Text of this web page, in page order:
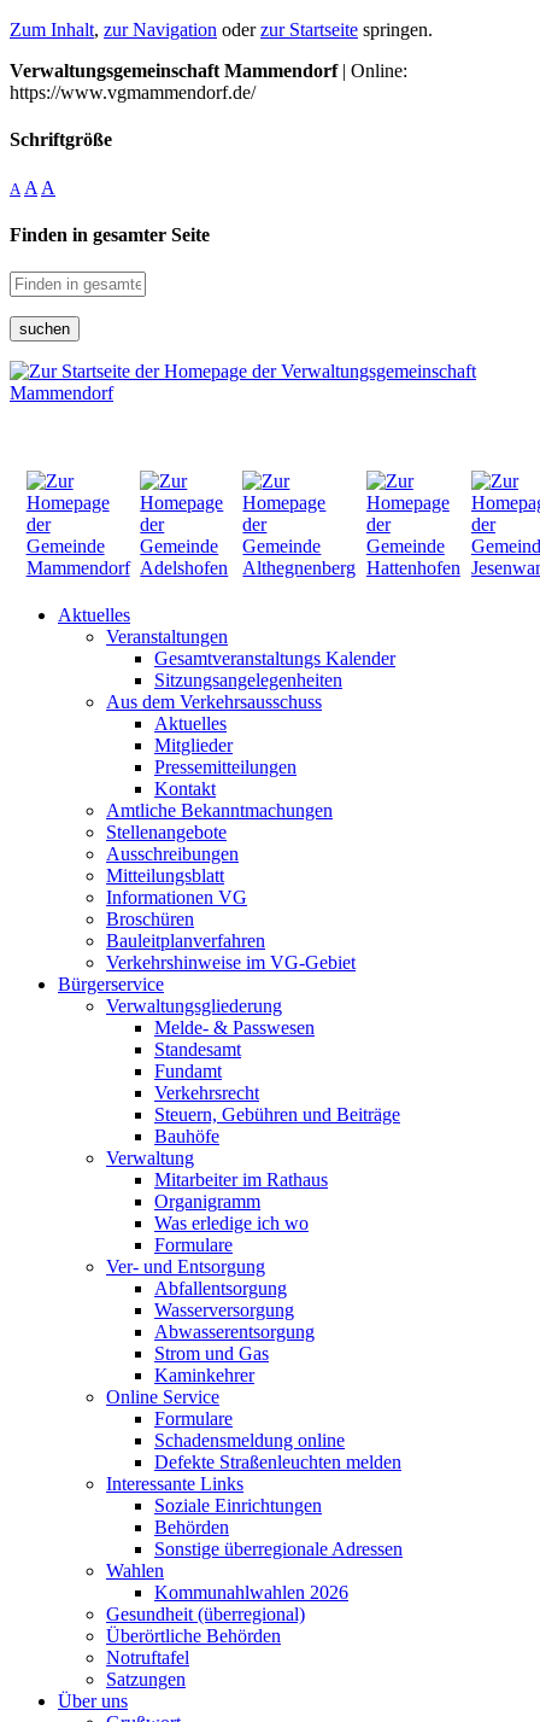
Zum Inhalt, zur Navigation oderzur Startseite springen.
Verwaltungsgemeinschaft Mammendorf| Online:
https://www.vgmammendorf.de/
Schriftgröße
A A A
Finden in gesamter Seite
suchen
Aktuelles
Veranstaltungen
Gesamtveranstaltungs Kalender
Sitzungsangelegenheiten
Aus dem Verkehrsausschuss
Aktuelles
Mitglieder
Pressemitteilungen
Kontakt
Amtliche Bekanntmachungen
Stellenangebote
Ausschreibungen
Mitteilungsblatt
Informationen VG
Broschüren
Bauleitplanverfahren
Verkehrshinweise im VG-Gebiet
Bürgerservice
Verwaltungsgliederung
Melde- & Passwesen
Standesamt
Fundamt
Verkehrsrecht
Steuern, Gebühren und Beiträge
Bauhöfe
Verwaltung
Mitarbeiter im Rathaus
Organigramm
Was erledige ich wo
Formulare
Ver- und Entsorgung
Abfallentsorgung
Wasserversorgung
Abwasserentsorgung
Strom und Gas
Kaminkehrer
Online Service
Formulare
Schadensmeldung online
Defekte Straßenleuchten melden
Interessante Links
Soziale Einrichtungen
Behörden
Sonstige überregionale Adressen
Wahlen
Kommunahlwahlen 2026
Gesundheit (überregional)
Überörtliche Behörden
Notruftafel
Satzungen
Über uns